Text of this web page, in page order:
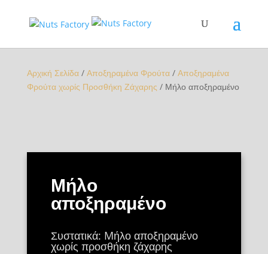
Αρχική Σελίδα/ Αποξηραμένα Φρούτα/ Αποξηραμένα
Φρούτα χωρίς Προσθήκη Ζάχαρης / Μήλο αποξηραμένο
Μήλο
αποξηραμένο
Συστατικά: Mήλο αποξηραμένο
χωρίς προσθήκη ζάχαρης